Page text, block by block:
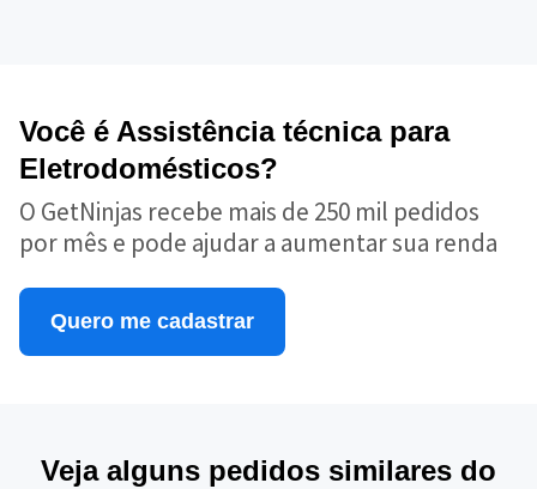
Você é Assistência técnica para
Eletrodomésticos?
O GetNinjas recebe mais de 250 mil pedidos
por mês e pode ajudar a aumentar sua renda
Quero me cadastrar
Veja alguns pedidos similares do